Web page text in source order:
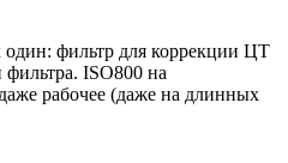
один: фильтр для коррекции ЦТ
ISO800 на
рабочее (даже на длинных